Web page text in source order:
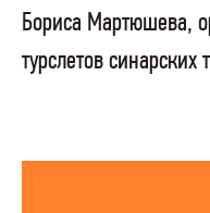
Бориса Мартюшева,
турслетов